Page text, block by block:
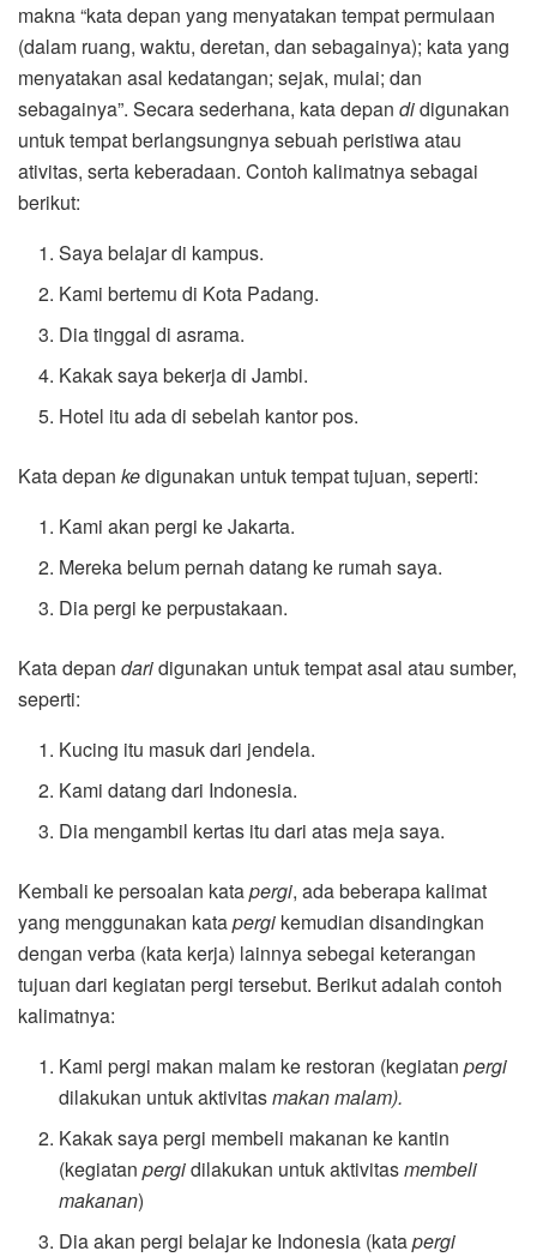
makna “kata depan yang menyatakan tempat permulaan
(dalam ruang, waktu, deretan, dan sebagainya); kata yang
menyatakan asal kedatangan; sejak, mulai; dan
sebagainya”. Secara sederhana, kata depan didigunakan
untuk tempat berlangsungnya sebuah peristiwa atau
ativitas, serta keberadaan. Contoh kalimatnya sebagai
berikut:
Saya belajar di kampus.
Kami bertemu di Kota Padang.
Dia tinggal di asrama.
Kakak saya bekerja di Jambi.
Hotel itu ada di sebelah kantor pos.
Kata depan kedigunakan untuk tempat tujuan, seperti:
Kami akan pergi ke Jakarta.
Mereka belum pernah datang ke rumah saya.
Dia pergi ke perpustakaan.
Kata depan daridigunakan untuk tempat asal atau sumber,
seperti:
Kucing itu masuk dari jendela.
Kami datang dari Indonesia.
Dia mengambil kertas itu dari atas meja saya.
Kembali ke persoalan katapergi, ada beberapa kalimat
yang menggunakan katapergi kemudian disandingkan
dengan verba (kata kerja) lainnya sebegai keterangan
tujuan dari kegiatan pergi tersebut. Berikut adalah contoh
kalimatnya:
Kami pergi makan malam ke restoran (kegiatanpergi
dilakukan untuk aktivitasmakan malam).
Kakak saya pergi membeli makanan ke kantin
(kegiatanpergidilakukan untuk aktivitasmembeli
makanan)
Dia akan pergi belajar ke Indonesia (katapergi